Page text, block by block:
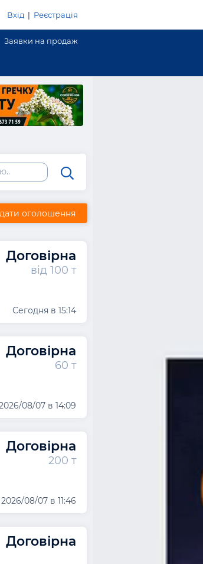
Вхід | Реєстрація
Заявки на продаж
оголошення
Договірна
від 100 т
Сегодня в 15:14
Договірна
60 т
08/07 в 14:09
Договірна
200 т
2026/08/07 в 11:46
Договірна